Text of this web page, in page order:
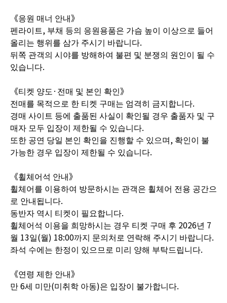
《응원 매너 안내》
펜라이트, 부채 등의 응원용품은 가슴 높이 이상으로 들어
올리는 행위를 삼가 주시기 바랍니다.
뒤쪽 관객의 시야를 방해하여 불편 및 분쟁의 원인이 될 수
있습니다.
《티켓 양도·전매 및 본인 확인》
전매를 목적으로 한 티켓 구매는 엄격히 금지합니다.
경매 사이트 등에 출품된 사실이 확인될 경우 출품자 및 구
매자 모두 입장이 제한될 수 있습니다.
또한 공연 당일 본인 확인을 진행할 수 있으며, 확인이 불
가능한 경우 입장이 제한될 수 있습니다.
《휠체어석 안내》
휠체어를 이용하여 방문하시는 관객은 휠체어 전용 공간으
로 안내됩니다.
동반자 역시 티켓이 필요합니다.
휠체어석 이용을 희망하시는 경우 티켓 구매 후 2026년 7
월 13일(월) 18:00까지 문의처로 연락해 주시기 바랍니다.
좌석 수에는 한정이 있으므로 미리 양해 부탁드립니다.
《연령 제한 안내》
만 6세 미만(미취학 아동)은 입장이 불가합니다.